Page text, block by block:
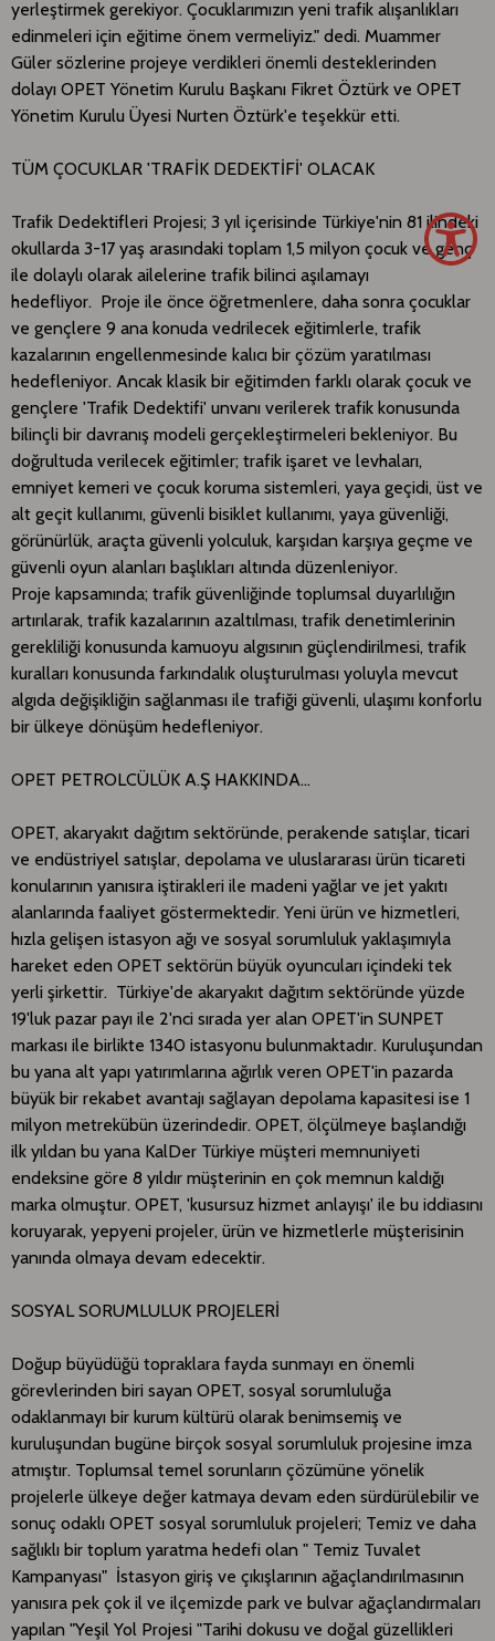
yerleştirmek gerekiyor. Çocuklarımızın yeni trafik alışanlıkları
edinmeleri için eğitime önem vermeliyiz." dedi. Muammer
Güler sözlerine projeye verdikleri önemli desteklerinden
dolayı OPET Yönetim Kurulu Başkanı Fikret Öztürk ve OPET
Yönetim Kurulu Üyesi Nurten Öztürk'e teşekkür etti.
TÜM ÇOCUKLAR 'TRAFİK DEDEKTİFİ' OLACAK
Trafik Dedektifleri Projesi; 3 yıl içerisinde Türkiye'nin 81 ilindeki
okullarda 3-17 yaş arasındaki toplam 1,5 milyon çocuk ve genç
ile dolaylı olarak ailelerine trafik bilinci aşılamayı
hedefliyor. Proje ile önce öğretmenlere, daha sonra çocuklar
ve gençlere 9 ana konuda vedrilecek eğitimlerle, trafik
kazalarının engellenmesinde kalıcı bir çözüm yaratılması
hedefleniyor. Ancak klasik bir eğitimden farklı olarak çocuk ve
gençlere 'Trafik Dedektifi' unvanı verilerek trafik konusunda
bilinçli bir davranış modeli gerçekleştirmeleri bekleniyor. Bu
doğrultuda verilecek eğitimler; trafik işaret ve levhaları,
emniyet kemeri ve çocuk koruma sistemleri, yaya geçidi, üst ve
alt geçit kullanımı, güvenli bisiklet kullanımı, yaya güvenliği,
görünürlük, araçta güvenli yolculuk, karşıdan karşıya geçme ve
güvenli oyun alanları başlıkları altında düzenleniyor.
Proje kapsamında; trafik güvenliğinde toplumsal duyarlılığın
artırılarak, trafik kazalarının azaltılması, trafik denetimlerinin
gerekliliği konusunda kamuoyu algısının güçlendirilmesi, trafik
kuralları konusunda farkındalık oluşturulması yoluyla mevcut
algıda değişikliğin sağlanması ile trafiği güvenli, ulaşımı konforlu
bir ülkeye dönüşüm hedefleniyor.
OPET PETROLCÜLÜK A.Ş HAKKINDA…
OPET, akaryakıt dağıtım sektöründe, perakende satışlar, ticari
ve endüstriyel satışlar, depolama ve uluslararası ürün ticareti
konularının yanısıra iştirakleri ile madeni yağlar ve jet yakıtı
alanlarında faaliyet göstermektedir. Yeni ürün ve hizmetleri,
hızla gelişen istasyon ağı ve sosyal sorumluluk yaklaşımıyla
hareket eden OPET sektörün büyük oyuncuları içindeki tek
yerli şirkettir. Türkiye'de akaryakıt dağıtım sektöründe yüzde
19'luk pazar payı ile 2'nci sırada yer alan OPET'in SUNPET
markası ile birlikte 1340 istasyonu bulunmaktadır. Kuruluşundan
bu yana alt yapı yatırımlarına ağırlık veren OPET'in pazarda
büyük bir rekabet avantajı sağlayan depolama kapasitesi ise 1
milyon metrekübün üzerindedir. OPET, ölçülmeye başlandığı
ilk yıldan bu yana KalDer Türkiye müşteri memnuniyeti
endeksine göre 8 yıldır müşterinin en çok memnun kaldığı
marka olmuştur. OPET, 'kusursuz hizmet anlayışı' ile bu iddiasını
koruyarak, yepyeni projeler, ürün ve hizmetlerle müşterisinin
yanında olmaya devam edecektir.
SOSYAL SORUMLULUK PROJELERİ
Doğup büyüdüğü topraklara fayda sunmayı en önemli
görevlerinden biri sayan OPET, sosyal sorumluluğa
odaklanmayı bir kurum kültürü olarak benimsemiş ve
kuruluşundan bugüne birçok sosyal sorumluluk projesine imza
atmıştır. Toplumsal temel sorunların çözümüne yönelik
projelerle ülkeye değer katmaya devam eden sürdürülebilir ve
sonuç odaklı OPET sosyal sorumluluk projeleri; Temiz ve daha
sağlıklı bir toplum yaratma hedefi olan " Temiz Tuvalet
Kampanyası" İstasyon giriş ve çıkışlarının ağaçlandırılmasının
yanısıra pek çok il ve ilçemizde park ve bulvar ağaçlandırmaları
yapılan "Yeşil Yol Projesi "Tarihi dokusu ve doğal güzellikleri